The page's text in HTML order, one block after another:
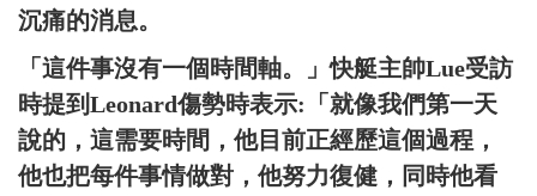
沉痛的消息。
「這件事沒有一個時間軸。」快艇主帥Lue受訪
時提到Leonard傷勢時表示:「就像我們第一天
說的，這需要時間，他目前正經歷這個過程，
他也把每件事情做對，他努力復健，同時他看